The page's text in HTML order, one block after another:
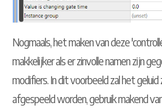
Nogmaals, het maken van deze
makkelijker als er zinvolle namen zijn
modifiers. In dit voorbeeld zal het
afgespeeld worden, gebruik makend